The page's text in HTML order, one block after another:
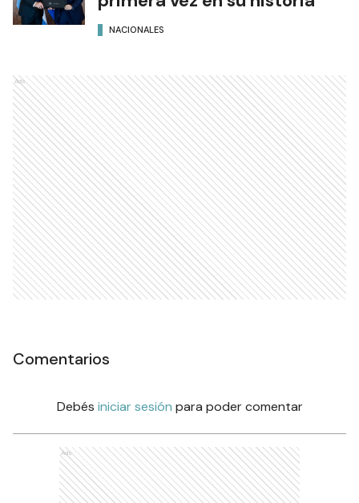
NACIONALES
Ads
Comentarios
Debés iniciar sesión para poder comentar
Ads